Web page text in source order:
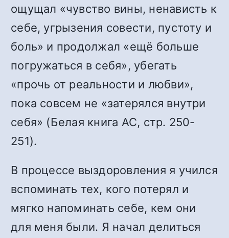
ощущал «чувство вины, ненависть к
себе, угрызения совести, пустоту и
боль» и продолжал «ещё больше
погружаться в себя», убегать
«прочь от реальности и любви»,
пока совсем не «затерялся внутри
себя» (Белая книга АС, стр. 250-
251).
В процессе выздоровления я учился
вспоминать тех, кого потерял и
мягко напоминать себе, кем они
для меня были. Я начал делиться